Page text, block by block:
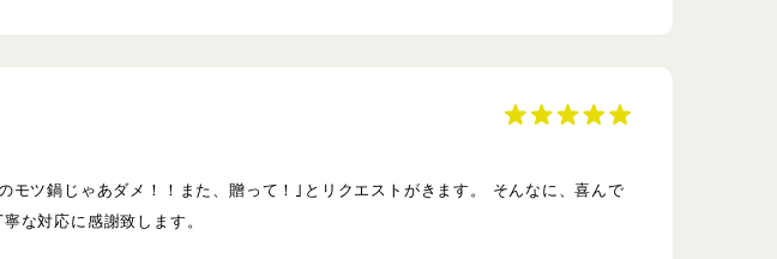
モツ鍋じゃあダメ！！また、贈って！｣とリクエストがきます。 そんなに、喜んで
な対応に感謝致します。